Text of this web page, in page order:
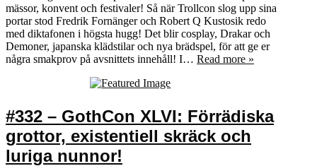
mässor, konvent och festivaler! Så när Trollcon slog upp sina
portar stod Fredrik Fornänger och Robert Q Kustosik redo
med diktafonen i högsta hugg! Det blir cosplay, Drakar och
Demoner, japanska klädstilar och nya brädspel, för att ge er
några smakprov på avsnittets innehåll! I… Read more »
#332 – GothCon XLVI: Förrädiska
grottor, existentiell skräck och
luriga nunnor!